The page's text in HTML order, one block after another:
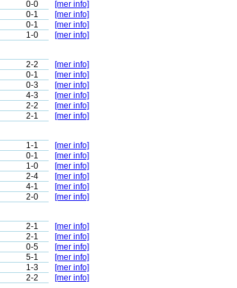
0-0
[mer info]
0-1
[mer info]
0-1
[mer info]
1-0 [mer info]
2-2
[mer info]
0-1
[mer info]
0-3
[mer info]
4-3
[mer info]
2-2
[mer info]
2-1 [mer info]
1-1
[mer info]
0-1
[mer info]
1-0
[mer info]
2-4
[mer info]
4-1
[mer info]
2-0 [mer info]
2-1
[mer info]
2-1
[mer info]
0-5
[mer info]
5-1
[mer info]
1-3
[mer info]
2-2 [mer info]